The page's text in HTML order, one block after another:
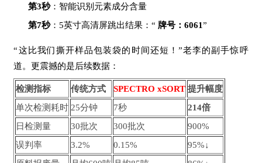
第3秒：智能识别元素成分含量
第7秒：5英寸高清屏跳出结果：“ 牌号：6061”
“这比我们撕开样品包装袋的时间还短！”老李的副手惊呼
道。更震撼的是后续数据：
检测指标 传统方式 SPECTRO xSORT 提升幅度
单次检测耗时 25分钟 7秒
214倍
日检测量
30批次 300批次
900%
误判率
3.2% 0.15%
95%↓